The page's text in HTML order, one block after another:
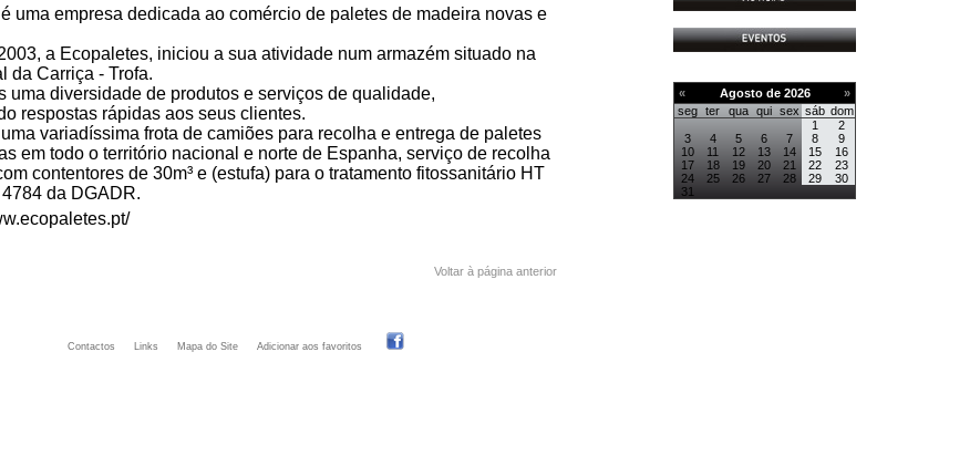
uma empresa dedicada ao comércio de paletes de madeira novas e
a Ecopaletes, iniciou a sua atividade num armazém situado na
da Carriça - Trofa.
uma diversidade de produtos e serviços de qualidade,
respostas rápidas aos seus clientes.
variadíssima frota de camiões para recolha e entrega de paletes
em todo o território nacional e norte de Espanha, serviço de recolha
contentores de 30m³ e (estufa) para o tratamento fitossanitário HT
da DGADR.
Voltar à página anterior
« Agosto de 2026
»
seg
ter qua qui sex sáb dom
1
2
3
4 5 6 7 8
9
10
11 12 13 14 15
16
17
18 19 20 21 22
23
24
25 26 27 28 29
30
31
Contactos Links Mapa do Site Adicionar aos favoritos